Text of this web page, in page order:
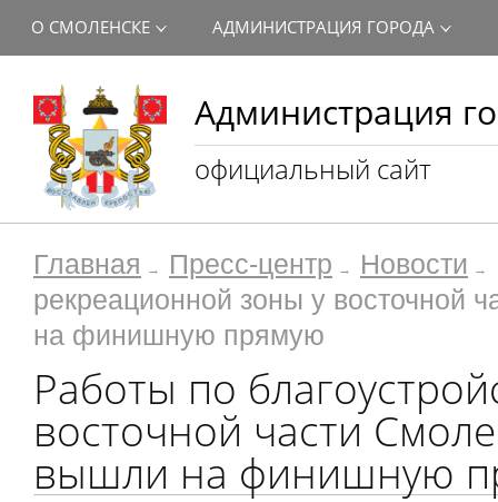
Администрация
официальный сайт
О СМОЛЕНСКЕ АДМИНИСТРАЦИЯ ГОРОДА
Главная Пресс-центр Новости
рекреационной зоны у восточной
на финишную прямую
Работы по
восточной части
вышли на финишную